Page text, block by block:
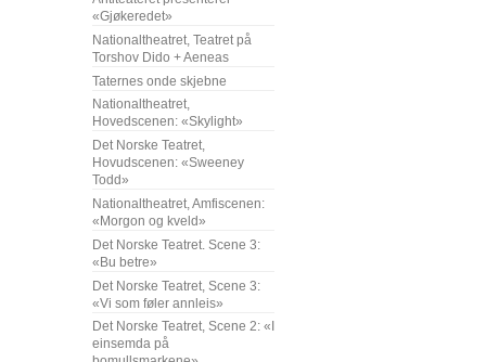
«Gjøkeredet»
Nationaltheatret, Teatret på
Torshov Dido + Aeneas
Taternes onde skjebne
Nationaltheatret,
Hovedscenen: «Skylight»
Det Norske Teatret,
Hovudscenen: «Sweeney
Todd»
Nationaltheatret, Amfiscenen:
«Morgon og kveld»
Det Norske Teatret. Scene 3:
«Bu betre»
Det Norske Teatret, Scene 3:
«Vi som føler annleis»
Det Norske Teatret, Scene 2: «I
einsemda på